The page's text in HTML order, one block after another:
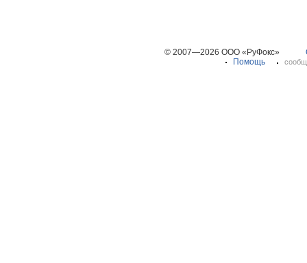
© 2007—2026 ООО «РуФокс»
Помощь